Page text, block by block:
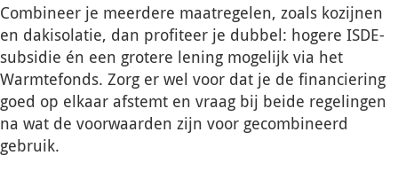
Combineer je meerdere maatregelen, zoals kozijnen
en dakisolatie, dan profiteer je dubbel: hogere ISDE-
subsidie én een grotere lening mogelijk via het
Warmtefonds. Zorg er wel voor dat je de financiering
goed op elkaar afstemt en vraag bij beide regelingen
na wat de voorwaarden zijn voor gecombineerd
gebruik.